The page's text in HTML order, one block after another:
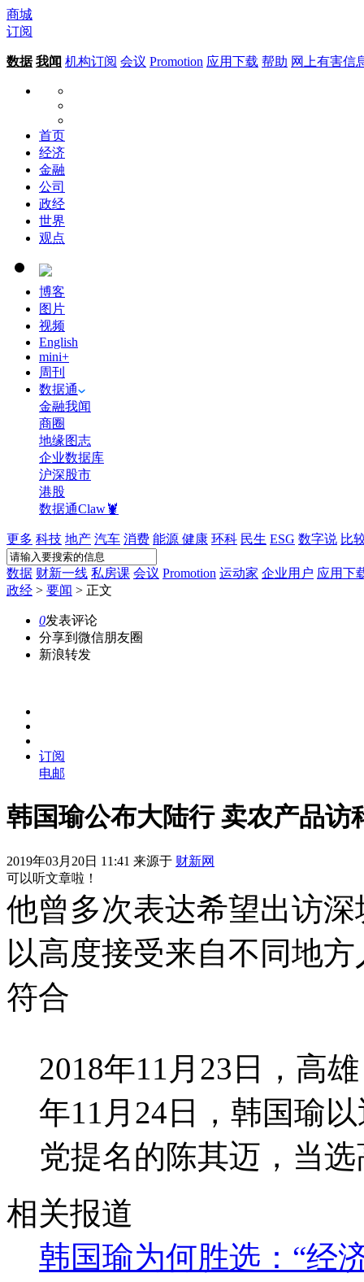
商城
订阅
数据 我闻 机构订阅 会议 Promotion 应用下载 帮助 网上有害信
首页
经济
金融
公司
政经
世界
观点
博客
图片
视频
English
mini+
周刊
数据通
金融我闻
商圈
地缘图志
企业数据库
沪深股市
港股
数据通Claw🦞
更多 科技 地产 汽车 消费 能源 健康 环科 民生 ESG 数字说 比
数据 财新一线 私房课 会议 Promotion 运动家 企业用户 应用下
政经 > 要闻 > 正文
0发表评论
分享到微信朋友圈
新浪转发
订阅
电邮
韩国瑜公布大陆行 卖农产品访
2019年03月20日 11:41 来源于 财新网
可以听文章啦！
他曾多次表达希望出访
以高度接受来自不同地
符合
2018年11月23日，高
年11月24日，韩国瑜
党提名的陈其迈，当
相关报道
韩国瑜为何胜选：“经